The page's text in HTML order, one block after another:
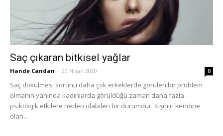
Saç çıkaran bitkisel yağlar
Hande Candan - 20 Nisan 2020 0
Saç dökülmesi sorunu daha çok erkeklerde görülen bir problem
olmanın yanında kadınlarda görüldüğü zaman daha fazla
psikolojik etkilere neden olabilen bir durumdur. Kişinin kendine
olan...